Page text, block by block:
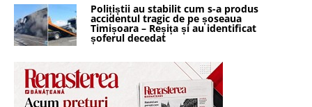
Polițiștii au stabilit cum s-a produs
accidentul tragic de pe șoseaua
Timișoara – Reșița și au identificat
șoferul decedat